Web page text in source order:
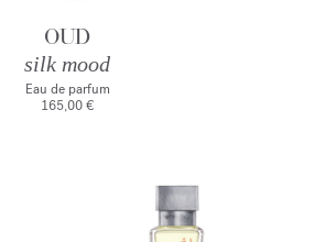
OUD
silk mood
Eau de parfum
165,00 €